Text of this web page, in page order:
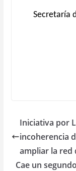
Secretaría
Iniciativa por
incoherencia
ampliar la red
Cae un